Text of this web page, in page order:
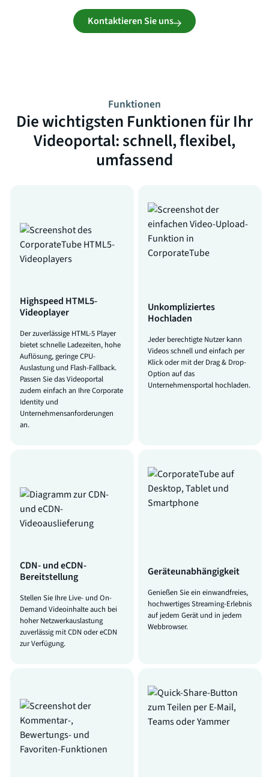
Kontaktieren Sie uns
Funktionen
Die wichtigsten Funktionen für Ihr
Videoportal: schnell, flexibel,
umfassend
Highspeed HTML5-
Videoplayer
Der zuverlässige HTML-5 Player
bietet schnelle Ladezeiten, hohe
Auflösung, geringe CPU-
Auslastung und Flash-Fallback.
Passen Sie das Videoportal
zudem einfach an Ihre Corporate
Identity und
Unternehmensanforderungen
an.
Unkompliziertes
Hochladen
Jeder berechtigte Nutzer kann
Videos schnell und einfach per
Klick oder mit der Drag & Drop-
Option auf das
Unternehmensportal hochladen.
CDN- und eCDN-
Bereitstellung
Stellen Sie Ihre Live- und On-
Demand Videoinhalte auch bei
hoher Netzwerkauslastung
zuverlässig mit CDN oder eCDN
zur Verfügung.
Geräteunabhängigkeit
Genießen Sie ein einwandfreies,
hochwertiges Streaming-Erlebnis
auf jedem Gerät und in jedem
Webbrowser.